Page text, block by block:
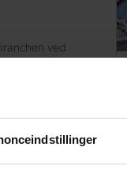
ved
eget, står
aldrig var ens,